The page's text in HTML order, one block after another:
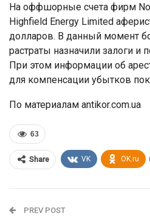
На оффшорные счета фирм
Highfield Energy Limited
долларов. В данный момент
растраты назначили залоги и
При этом информации об
для компенсации убытков
По материалам antikor.com.ua
63
Share VK OK.ru
PREV POST